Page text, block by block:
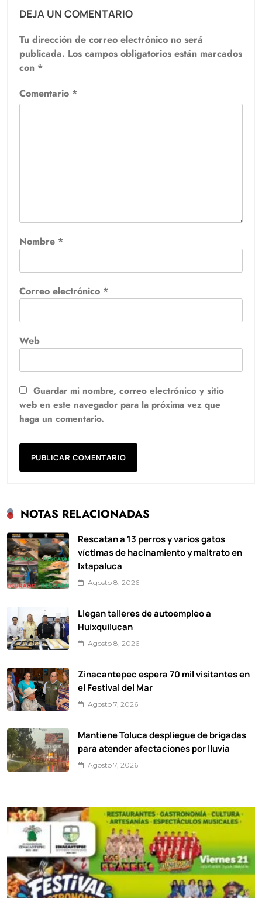
DEJA UN COMENTARIO
Tu dirección de correo electrónico no será
publicada. Los campos obligatorios están marcados
con *
Comentario *
Nombre *
Correo electrónico *
Web
Guardar mi nombre, correo electrónico y sitio
web en este navegador para la próxima vez que
haga un comentario.
NOTAS RELACIONADAS
Rescatan a 13 perros y varios gatos
víctimas de hacinamiento y maltrato en
Ixtapaluca
Agosto 8, 2026
Llegan talleres de autoempleo a
Huixquilucan
Agosto 8, 2026
Zinacantepec espera 70 mil visitantes en
el Festival del Mar
Agosto 7, 2026
Mantiene Toluca despliegue de brigadas
para atender afectaciones por lluvia
Agosto 7, 2026